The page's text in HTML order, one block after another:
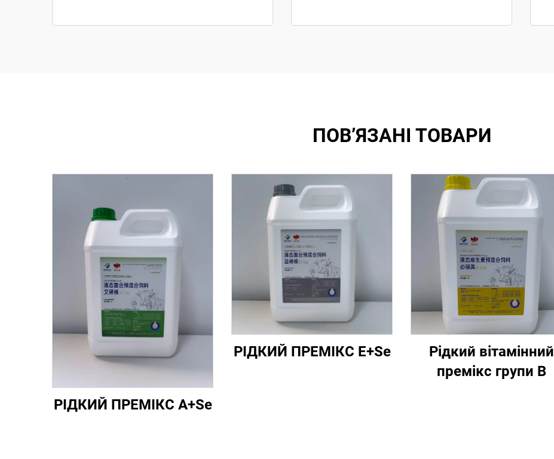
ПОВ’ЯЗАНІ ТОВАРИ
РІДКИЙ ПРЕМІКС A+Se
РІДКИЙ ПРЕМІКС E+Se
Рідкий вітамінний
премікс групи В